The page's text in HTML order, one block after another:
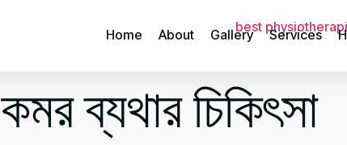
Home About Gallery Services
কমর ব্যথার চিকিৎসা